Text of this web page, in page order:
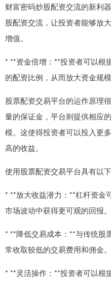
财富密码炒股配资交流的新利
股配资交流，让投资者能够放
增值。
* **资金倍增：**投资者可以根
的配资比例，从而放大资金规模
股票配资交易平台的运作原理
量的保证金，平台则提供相应
模。这使得投资者可以投入更
高的收益。
使用股票配资交易平台具有以
* **放大收益潜力：**杠杆资金
市场波动中获得更可观的回报。
* **降低交易成本：**与传统股
常收取较低的交易费用和佣金。
* **灵活操作：**投资者可以根